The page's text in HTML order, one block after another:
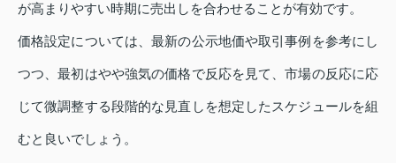
が高まりやすい時期に売出しを合わせることが有効です。
価格設定については、最新の公示地価や取引事例を参考にし
つつ、最初はやや強気の価格で反応を見て、市場の反応に応
じて微調整する段階的な見直しを想定したスケジュールを組
むと良いでしょう。